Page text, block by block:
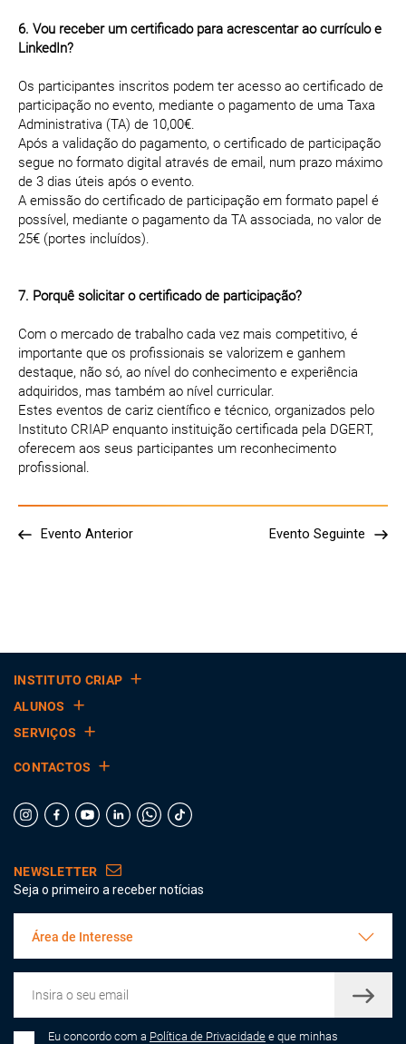
6. Vou receber um certificado para acrescentar ao currículo e
LinkedIn?
Os participantes inscritos podem ter acesso ao certificado de
participação no evento, mediante o pagamento de uma Taxa
Administrativa (TA) de 10,00€.
Após a validação do pagamento, o certificado de participação
segue no formato digital através de email, num prazo máximo
de 3 dias úteis após o evento.
A emissão do certificado de participação em formato papel é
possível, mediante o pagamento da TA associada, no valor de
25€ (portes incluídos).
7. Porquê solicitar o certificado de participação?
Com o mercado de trabalho cada vez mais competitivo, é
importante que os profissionais se valorizem e ganhem
destaque, não só, ao nível do conhecimento e experiência
adquiridos, mas também ao nível curricular.
Estes eventos de cariz científico e técnico, organizados pelo
Instituto CRIAP enquanto instituição certificada pela DGERT,
oferecem aos seus participantes um reconhecimento
profissional.
Evento Anterior Evento Seguinte
INSTITUTO CRIAP
ALUNOS
SERVIÇOS
CONTACTOS
NEWSLETTER
Seja o primeiro a receber notícias
Área de Interesse
Eu concordo com a Política de Privacidade e que minhas